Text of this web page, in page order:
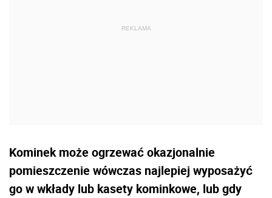
Kominek może ogrzewać okazjonalnie
pomieszczenie wówczas najlepiej wyposażyć
go w wkłady lub kasety kominkowe, lub gdy